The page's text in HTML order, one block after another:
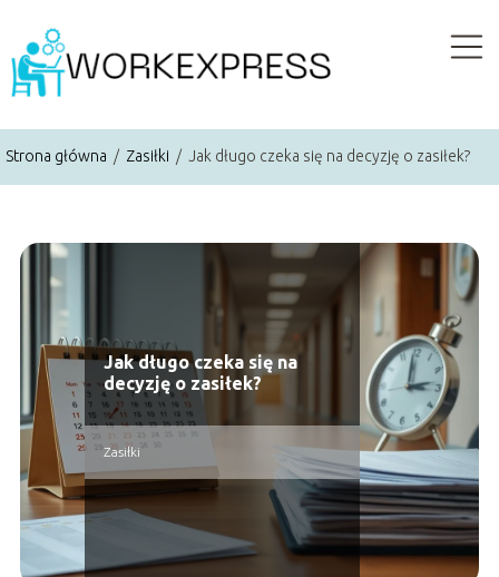
Strona główna / Zasiłki / Jak długo czeka się na decyzję o zasiłek?
Jak długo czeka się na
decyzję o zasiłek?
Zasiłki